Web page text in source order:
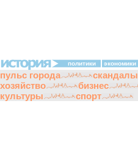
политики экономики
пульс города скандалы
хозяйство
бизнес
культуры
спорт